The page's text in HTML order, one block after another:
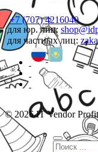
+7 (707) 4216040
для юр. лиц:
для частных лиц:
© 2026 IT Vendor